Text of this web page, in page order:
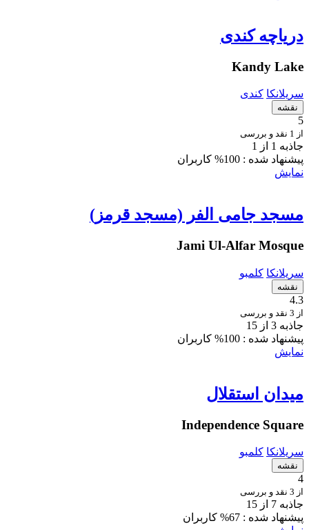
دریاچه کندی
Kandy Lake
سریلانکا کندی
نقشه
5
از 1 نقد و بررسی
جاذبه 1 از 1
پیشنهاد شده : 100% کاربران
نمایش
مسجد جامی الفر (مسجد قرمز)
Jami Ul-Alfar Mosque
سریلانکا کلمبو
نقشه
4.3
از 3 نقد و بررسی
جاذبه 3 از 15
پیشنهاد شده : 100% کاربران
نمایش
میدان استقلال
Independence Square
سریلانکا کلمبو
نقشه
4
از 3 نقد و بررسی
جاذبه 7 از 15
پیشنهاد شده : 67% کاربران